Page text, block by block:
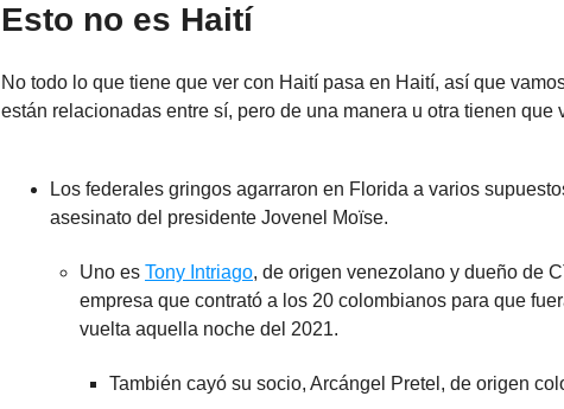
Esto no es Haití
No todo lo que tiene que ver con Haití pasa en Haití, así que
están relacionadas entre sí, pero de una manera u otra tienen que
Los federales gringos agarraron en Florida a varios
asesinato del presidente Jovenel Moïse.
Uno es Tony Intriago, de origen venezolano y dueño de
empresa que contrató a los 20 colombianos para que
vuelta aquella noche del 2021.
También cayó su socio, Arcángel Pretel, de origen